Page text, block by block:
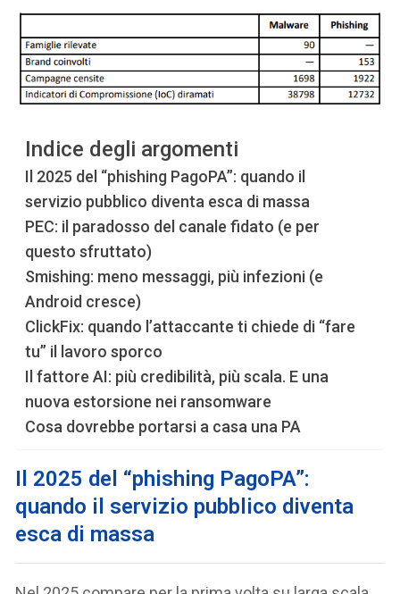
Indice degli argomenti
Il 2025 del “phishing PagoPA”: quando il
servizio pubblico diventa esca di massa
PEC: il paradosso del canale fidato (e per
questo sfruttato)
Smishing: meno messaggi, più infezioni (e
Android cresce)
ClickFix: quando l’attaccante ti chiede di “fare
tu” il lavoro sporco
Il fattore AI: più credibilità, più scala. E una
nuova estorsione nei ransomware
Cosa dovrebbe portarsi a casa una PA
Il 2025 del “phishing PagoPA”:
quando il servizio pubblico diventa
esca di massa